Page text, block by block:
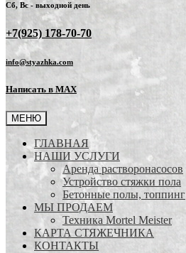
Сб, Вс - выходной день
+7(925) 178-70-70
info@styazhka.com
Написать в MAX
МЕНЮ
ГЛАВНАЯ
НАШИ УСЛУГИ
Аренда растворонасосов
Устройство стяжки пола
Бетонные полы, топпинг
МЫ ПРОДАЕМ
Техника Mortel Meister
КАРТА СТЯЖЕЧНИКА
КОНТАКТЫ